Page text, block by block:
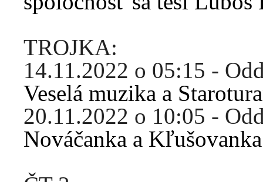
TROJKA:
14.11.2022 o 05:15 -
Veselá muzika a
20.11.2022 o 10:05 -
Nováčanka a Kľušovanka